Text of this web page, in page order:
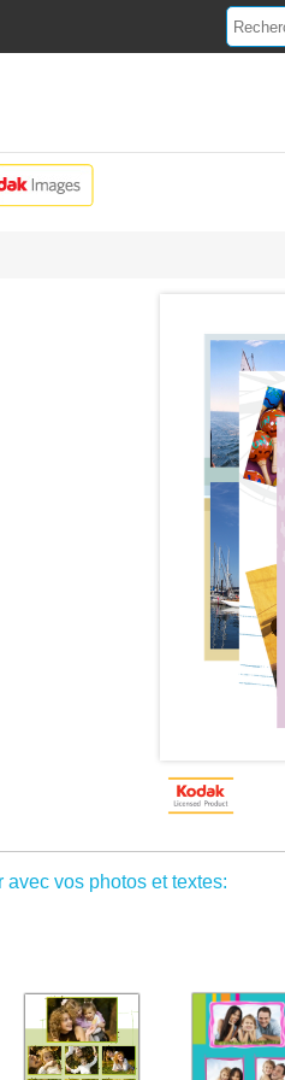
vos photos et textes: